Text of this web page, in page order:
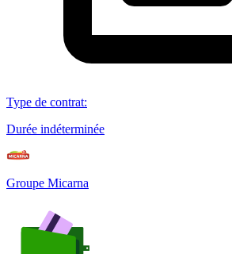
Type de contrat:
Durée indéterminée
Groupe Micarna